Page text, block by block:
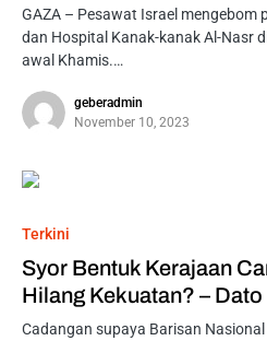
GAZA – Pesawat Israel mengebom
dan Hospital Kanak-kanak Al-Nasr
awal Khamis.…
geberadmin
November 10, 2023
Terkini
Syor Bentuk Kerajaan
Hilang Kekuatan? –
Cadangan supaya Barisan